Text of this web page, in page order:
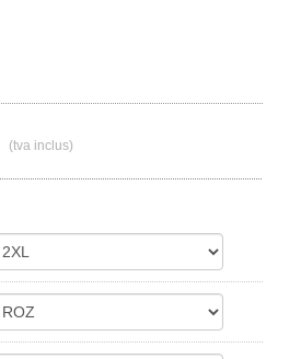
(tva inclus)